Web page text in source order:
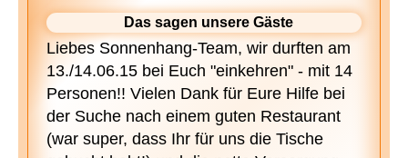
Das sagen unsere Gäste
Liebes Sonnenhang-Team, wir durften am
13./14.06.15 bei Euch "einkehren" - mit 14
Personen!! Vielen Dank für Eure Hilfe bei
der Suche nach einem guten Restaurant
(war super, dass Ihr für uns die Tische